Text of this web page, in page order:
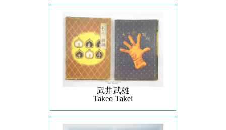
武井武雄
Takeo Takei